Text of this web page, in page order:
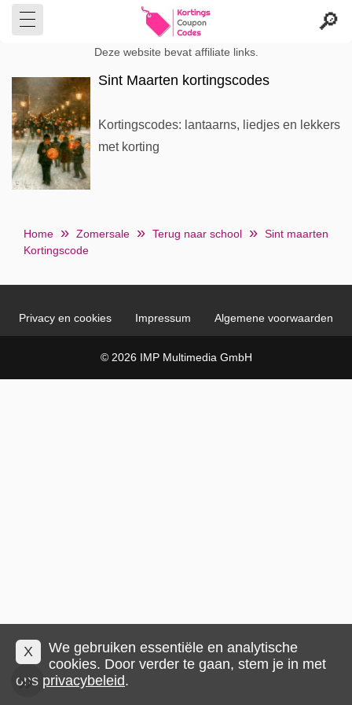
Deze website bevat affiliate links.
Sint Maarten kortingscodes
Kortingscodes: lantaarns, liedjes en lekkers
met korting
Home Zomersale Terug naar school
Sint maarten
Kortingscode
Privacy en cookies Impressum Algemene voorwaarden
© 2026 IMP Multimedia GmbH
X
We gebruiken essentiële en analytische
cookies. Door verder te gaan, stem je in met
ons privacybeleid.